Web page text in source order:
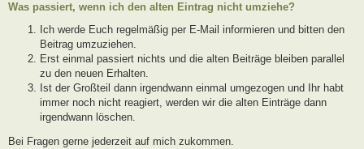
Was passiert, wenn ich den alten Eintrag nicht umziehe?
Ich werde Euch regelmäßig per E-Mail informieren und bitten den
Beitrag umzuziehen.
Erst einmal passiert nichts und die alten Beiträge bleiben parallel
zu den neuen Erhalten.
Ist der Großteil dann irgendwann einmal umgezogen und Ihr habt
immer noch nicht reagiert, werden wir die alten Einträge dann
irgendwann löschen.
Bei Fragen gerne jederzeit auf mich zukommen.